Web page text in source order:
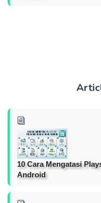
10 Cara Mengatasi
Android